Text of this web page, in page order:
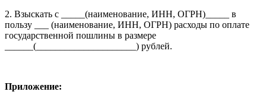
2. Взыскать с _____(наименование, ИНН, ОГРН)_____ в
пользу ___ (наименование, ИНН, ОГРН) расходы по оплате
государственной пошлины в размере
______(_____________________) рублей.
Приложение: